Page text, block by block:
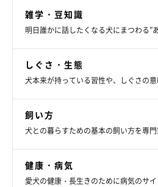
雑学・豆知識
明日誰かに話したくなる犬にまつわる”
しぐさ・生態
犬本来が持っている習性や、しぐさの
飼い方
犬との暮らすための基本の飼い方を専
健康・病気
愛犬の健康・長生きのために病気のサ